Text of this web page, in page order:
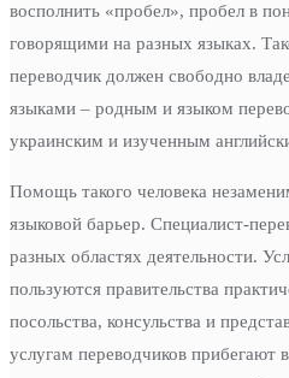
восполнить «пробел», пробел в
говорящими на разных языках.
переводчик должен свободно
языками – родным и языком
украинским и изученным
Помощь такого человека
языковой барьер. Специалист-
разных областях деятельности.
пользуются правительства
посольства, консульства и
услугам переводчиков прибегают